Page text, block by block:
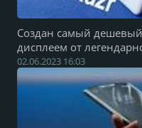
Создан самый
дисплеем от
02.06.2023 16:03